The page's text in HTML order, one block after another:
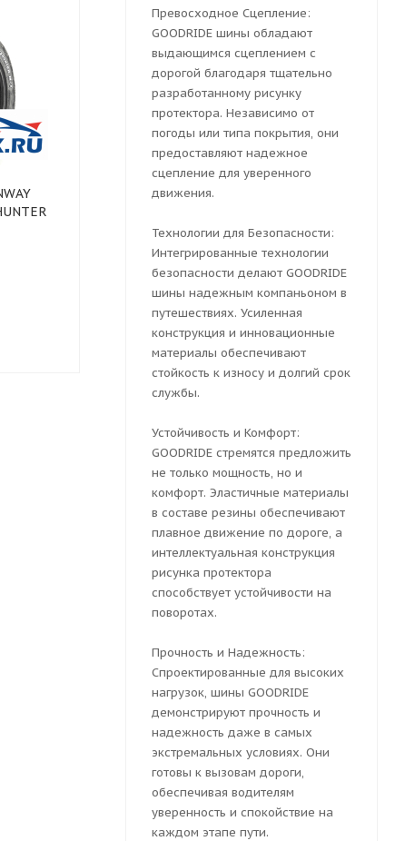
Летняя шина LT235/85R16
120/116Q
₽
120/116S
10 000
Превосходное Сцепление:
GOODRIDE шины обладают
выдающимся сцеплением с
дорогой благодаря тщательно
разработанному рисунку
протектора. Независимо от
погоды или типа покрытия, они
предоставляют надежное
сцепление для уверенного
движения.
Технологии для Безопасности:
Интегрированные технологии
безопасности делают GOODRIDE
шины надежным компаньоном в
путешествиях. Усиленная
конструкция и инновационные
материалы обеспечивают
стойкость к износу и долгий срок
службы.
Устойчивость и Комфорт:
GOODRIDE стремятся предложить
не только мощность, но и
комфорт. Эластичные материалы
в составе резины обеспечивают
плавное движение по дороге, а
интеллектуальная конструкция
рисунка протектора
способствует устойчивости на
поворотах.
Прочность и Надежность:
Спроектированные для высоких
нагрузок, шины GOODRIDE
демонстрируют прочность и
надежность даже в самых
экстремальных условиях. Они
готовы к вызовам дороги,
обеспечивая водителям
уверенность и спокойствие на
каждом этапе пути.